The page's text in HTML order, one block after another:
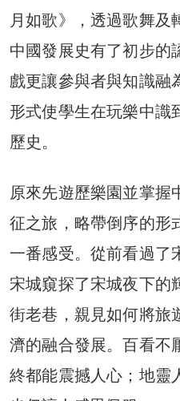
月如歌》，透過歌舞及
中國發展史有了初步的
戲更讓參與者與知識融
形式使學生在玩樂中識
歷史。
原來先遊歷樂園並掌握
征之旅，略帶倒序的形
一番感受。從前看過了
宋城窺探了宋城夜下的
街老巷，親見如何將旅
濟的融合發展。百看不
終都能震撼人心；地靈